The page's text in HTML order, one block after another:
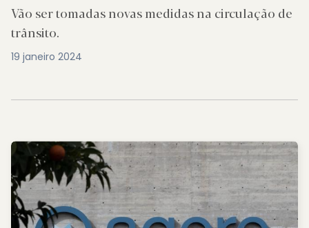
Vão ser tomadas novas medidas na circulação de
trânsito.
19 janeiro 2024